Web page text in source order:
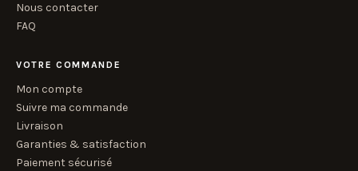
Nous contacter
FAQ
VOTRE COMMANDE
Mon compte
Suivre ma commande
Livraison
Garanties & satisfaction
Paiement sécurisé